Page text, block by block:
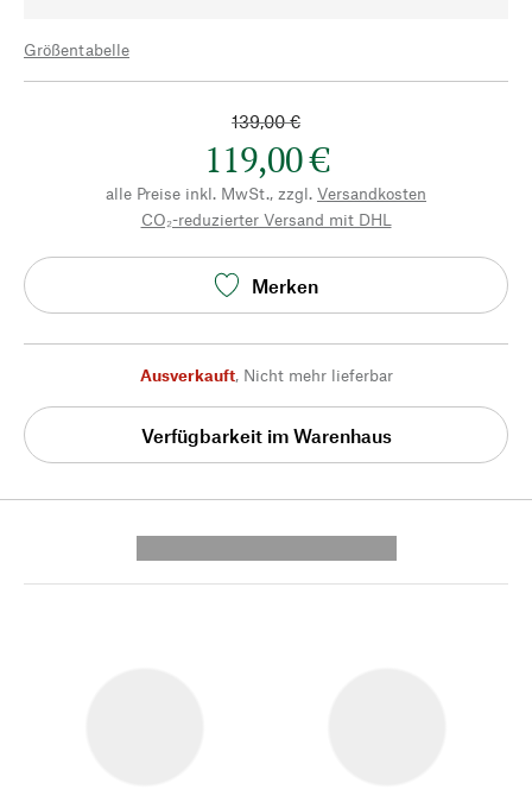
Größentabelle
139,00 €
119,00 €
alle Preise inkl. MwSt., zzgl. Versandkosten
CO₂-reduzierter Versand mit DHL
Merken
Ausverkauft, Nicht mehr lieferbar
Verfügbarkeit im Warenhaus